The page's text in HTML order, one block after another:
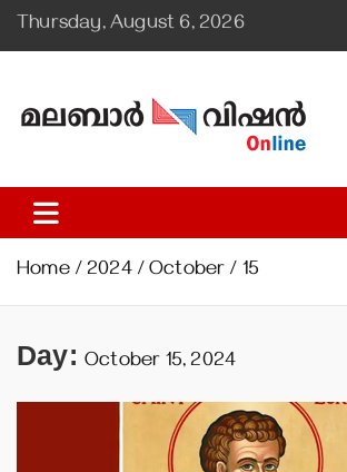
Skip
to
Thursday, August 6, 2026
Malabar Vision
Illuminating Diocesan News with Divine
Home 2024 October 15
Day: October 15, 2024